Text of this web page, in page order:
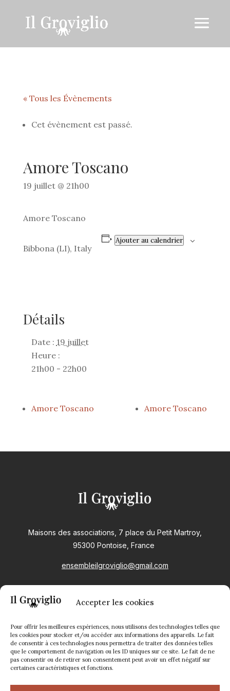
Accepter les cookies
Pour offrir les meilleures expériences, nous utilisons des technologies telles que
les cookies pour stocker et/ou accéder aux informations des appareils. Le fait
de consentir à ces technologies nous permettra de traiter des données telles
que le comportement de navigation ou les ID uniques sur ce site. Le fait de ne
pas consentir ou de retirer son consentement peut avoir un effet négatif sur
certaines caractéristiques et fonctions.
« Tous les Évènements
Cet évènement est passé.
Amore Toscano
19 juillet @ 21h00
Amore Toscano
Bibbona (LI), Italy
Ajouter au calendrier
Détails
Date : 19 juillet
Heure :
21h00 - 22h00
Amore Toscano Amore Toscano
Maisons des associations, 7 place du Petit Martroy,
95300 Pontoise, France
ensembleilgroviglio@gmail.com
DISCOGRAPHIE